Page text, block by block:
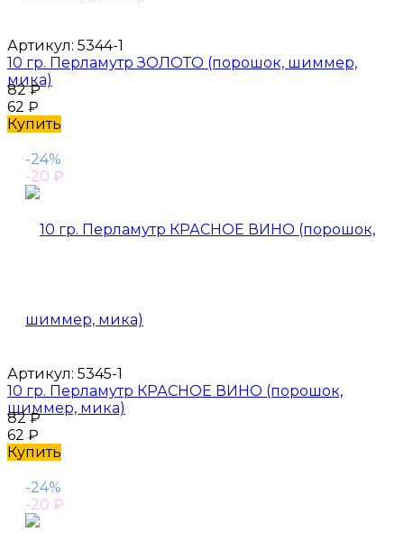
Артикул: 5344-1
10 гр. Перламутр ЗОЛОТО (порошок, шиммер,
мика)
82₽
62 ₽
Купить
-24%
-20 ₽
Артикул: 5345-1
10 гр. Перламутр КРАСНОЕ ВИНО (порошок,
шиммер, мика)
82₽
62 ₽
Купить
-24%
-20 ₽